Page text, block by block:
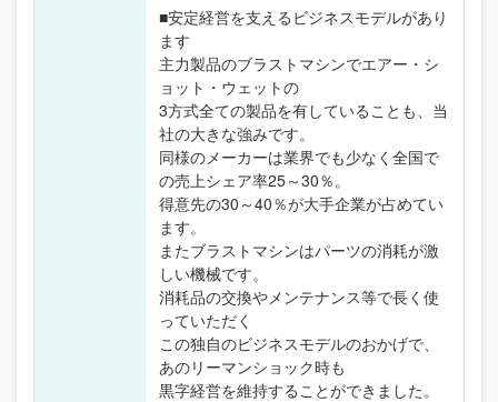
■安定経営を支えるビジネスモデルがあり
ます
主力製品のブラストマシンでエアー・シ
ョット・ウェットの
3方式全ての製品を有していることも、当
社の大きな強みです。
同様のメーカーは業界でも少なく全国で
の売上シェア率25～30％。
得意先の30～40％が大手企業が占めてい
ます。
またブラストマシンはパーツの消耗が激
しい機械です。
消耗品の交換やメンテナンス等で長く使
っていただく
この独自のビジネスモデルのおかげで、
あのリーマンショック時も
黒字経営を維持することができました。